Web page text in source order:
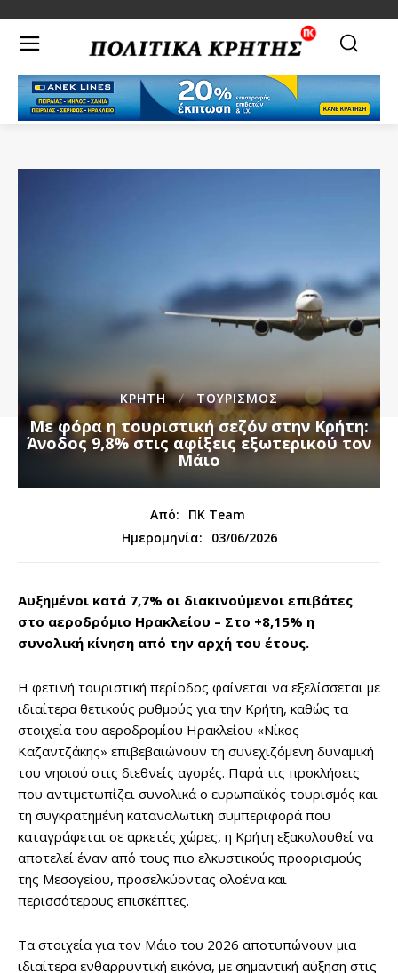
ΚΡΗΤΗ ΤΟΥΡΙΣΜΟΣ
Με φόρα η τουριστική σεζόν στην Κρήτη:
Άνοδος 9,8% στις αφίξεις εξωτερικού τον
Μάιο
Από:
ΠΚ Team
Ημερομηνία:
03/06/2026
Αυξημένοι κατά 7,7% οι διακινούμενοι επιβάτες
στο αεροδρόμιο Ηρακλείου – Στο +8,15% η
συνολική κίνηση από την αρχή του έτους.
Η φετινή τουριστική περίοδος φαίνεται να εξελίσσεται με
ιδιαίτερα θετικούς ρυθμούς για την Κρήτη, καθώς τα
στοιχεία του αεροδρομίου Ηρακλείου «Νίκος
Καζαντζάκης» επιβεβαιώνουν τη συνεχιζόμενη δυναμική
του νησιού στις διεθνείς αγορές. Παρά τις προκλήσεις
που αντιμετωπίζει συνολικά ο ευρωπαϊκός τουρισμός και
τη συγκρατημένη καταναλωτική συμπεριφορά που
καταγράφεται σε αρκετές χώρες, η Κρήτη εξακολουθεί να
αποτελεί έναν από τους πιο ελκυστικούς προορισμούς
της Μεσογείου, προσελκύοντας ολοένα και
περισσότερους επισκέπτες.
Τα στοιχεία για τον Μάιο του 2026 αποτυπώνουν μια
ιδιαίτερα ενθαρρυντική εικόνα, με σημαντική αύξηση στις